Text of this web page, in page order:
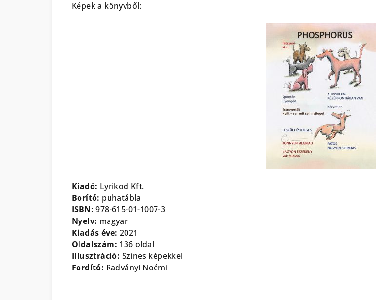
Képek a könyvből:
Kiadó: Lyrikod Kft.
Borító: puhatábla
ISBN: 978-615-01-1007-3
Nyelv: magyar
Kiadás éve: 2021
Oldalszám: 136 oldal
Illusztráció: Színes képekkel
Fordító: Radványi Noémi